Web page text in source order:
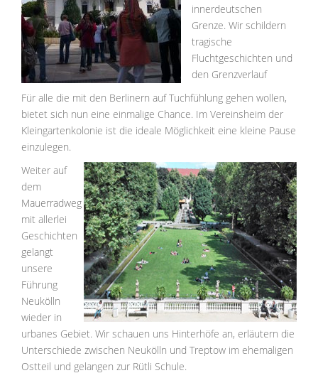
innerdeutschen
Grenze. Wir schildern
tragische
Fluchtgeschichten und
den Grenzverlauf
Für alle die mit den Berlinern auf Tuchfühlung gehen wollen,
bietet sich nun eine einmalige Chance. Im Vereinsheim der
Kleingartenkolonie ist die ideale Möglichkeit eine kleine Pause
einzulegen.
Weiter auf
dem
Mauerradweg
mit allerlei
Geschichten
gelangt
unsere
Führung
Neukölln
wieder in
urbanes Gebiet. Wir schauen uns Hinterhöfe an, erläutern die
Unterschiede zwischen Neukölln und Treptow im ehemaligen
Ostteil und gelangen zur Rütli Schule.